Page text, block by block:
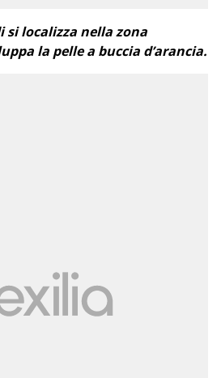
localizza nella zona
la pelle a buccia d’arancia.